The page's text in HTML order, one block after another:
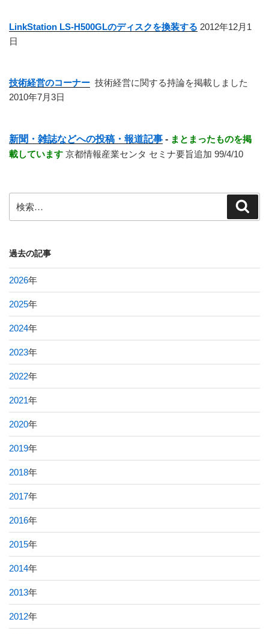
LinkStation LS-H500GLのディスクを換装する 2012年12月1
日
技術経営のコーナー 技術経営に関する持論を掲載しました
2010年7月3日
新聞・雑誌などへの投稿・報道記事 - まとまったものを掲
載しています 京都情報産業センタ セミナ要旨追加 99/4/10
索:
過去の記事
2026年
2025年
2024年
2023年
2022年
2021年
2020年
2019年
2018年
2017年
2016年
2015年
2014年
2013年
2012年